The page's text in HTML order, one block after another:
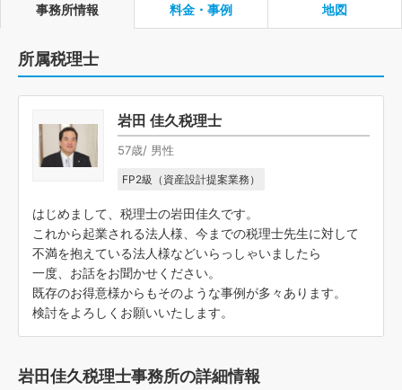
事務所情報 料金・事例 地図
所属税理士
岩田 佳久税理士
57歳/ 男性
FP2級（資産設計提案業務）
はじめまして、税理士の岩田佳久です。
これから起業される法人様、今までの税理士先生に対して
不満を抱えている法人様などいらっしゃいましたら
一度、お話をお聞かせください。
既存のお得意様からもそのような事例が多々あります。
検討をよろしくお願いいたします。
岩田佳久税理士事務所の詳細情報